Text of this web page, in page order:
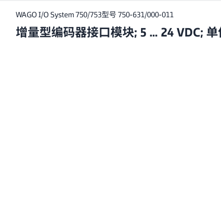
WAGO I/O System 750/753型号 750-631/000-011
增量型编码器接口模块; 5 … 24 VDC;